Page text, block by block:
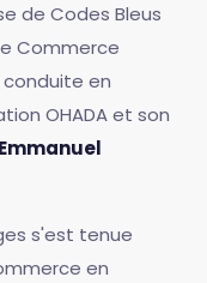
de Codes Bleus
Commerce
en
OHADA et son
Emmanuel
s'est tenue
en